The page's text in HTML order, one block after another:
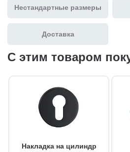
Нестандартные размеры
Доставка
С этим товаром
Накладка на цилиндр